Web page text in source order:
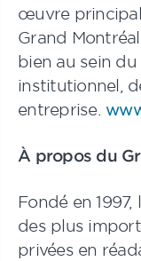
œuvre
Grand
bien au sein
institutionnel,
entreprise.
À propos du
Fondé en
des plus
privées en